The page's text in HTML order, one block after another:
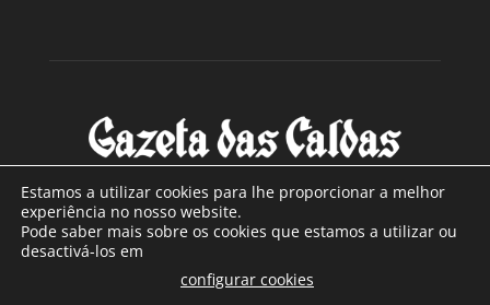
SOBRE NÓS
Com sede nas Caldas da Rainha e mais de 90 anos de
Estamos a utilizar cookies para lhe proporcionar a melhor
experiência no nosso website.
Pode saber mais sobre os cookies que estamos a utilizar ou
desactivá-los em
configurar cookies